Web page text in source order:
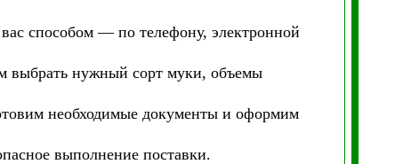
способом — по телефону, электронной
выбрать нужный сорт муки, объемы
необходимые документы и оформим
выполнение поставки.